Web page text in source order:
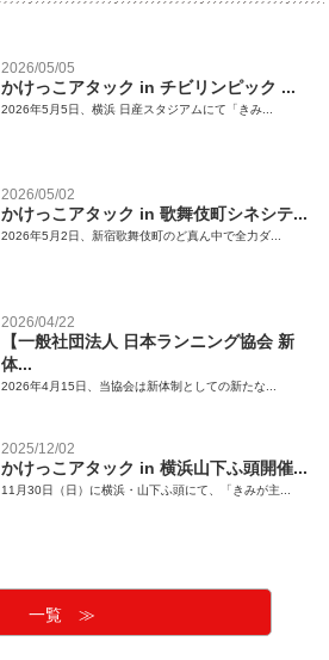
2026/05/05
かけっこアタック in チビリンピック ...
2026年5月5日、横浜 日産スタジアムにて「きみ...
2026/05/02
かけっこアタック in 歌舞伎町シネシテ...
2026年5月2日、新宿歌舞伎町のど真ん中で全力ダ...
2026/04/22
【一般社団法人 日本ランニング協会 新
体...
2026年4月15日、当協会は新体制としての新たな...
2025/12/02
かけっこアタック in 横浜山下ふ頭開催...
11月30日（日）に横浜・山下ふ頭にて、「きみが主...
一覧 ≫